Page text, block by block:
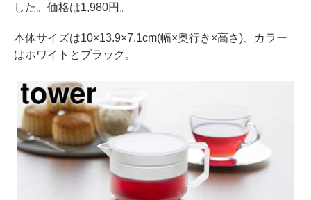
した。価格は1,980円。
本体サイズは10×13.9×7.1cm(幅×奥行き×高さ)、カラー
はホワイトとブラック。